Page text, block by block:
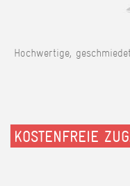
Hochwertige,
KOSTENFREIE